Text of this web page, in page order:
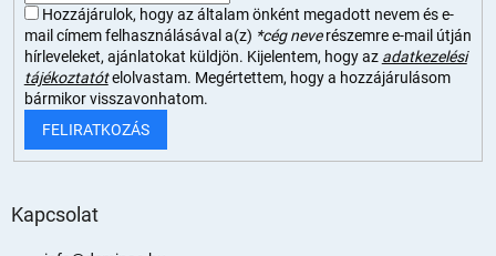
Hozzájárulok, hogy az általam önként megadott nevem és e-
mail címem felhasználásával a(z) *cég neverészemre e-mail útján
hírleveleket, ajánlatokat küldjön. Kijelentem, hogy az adatkezelési
tájékoztatót elolvastam. Megértettem, hogy a hozzájárulásom
bármikor visszavonhatom.
FELIRATKOZÁS
Kapcsolat